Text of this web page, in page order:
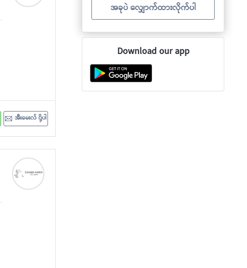
အီးမေးလ် ပို့ပါ
အခုပဲ လျှောက်ထားလိုက်ပါ
Download our app